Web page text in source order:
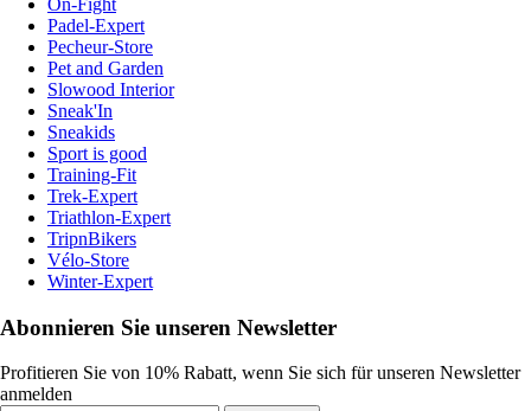
On-Fight
Padel-Expert
Pecheur-Store
Pet and Garden
Slowood Interior
Sneak'In
Sneakids
Sport is good
Training-Fit
Trek-Expert
Triathlon-Expert
TripnBikers
Vélo-Store
Winter-Expert
Abonnieren Sie unseren Newsletter
Profitieren Sie von 10% Rabatt, wenn Sie sich für unseren Newsletter
anmelden